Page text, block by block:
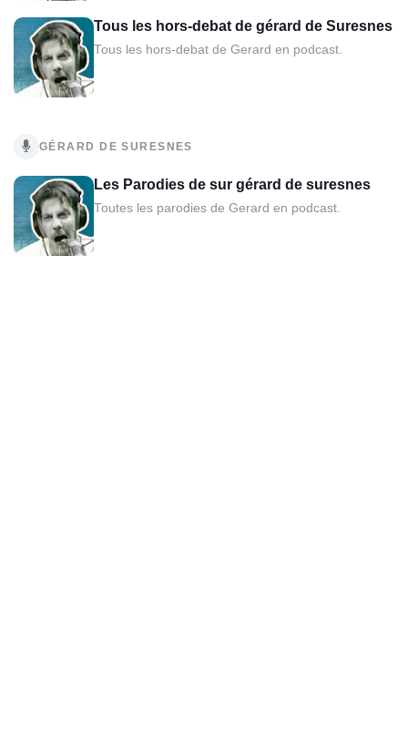
Tous les hors-debat de gérard de Suresnes
Tous les hors-debat de Gerard en podcast.
GÉRARD DE SURESNES
Les Parodies de sur gérard de suresnes
Toutes les parodies de Gerard en podcast.